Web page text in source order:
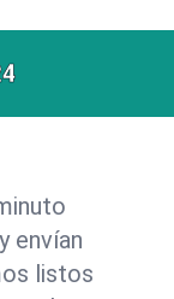
envían
listos